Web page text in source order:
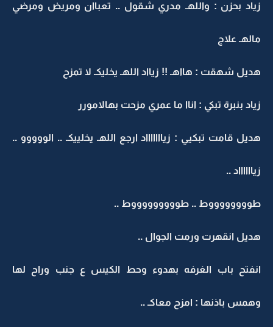
زياد بحزن : واللهـ مدري شقول .. تعباان ومريض ومرضي
مالهـ علاج
هديل شهقت : هااهـ !! زيااد اللهـ يخليكـ لا تمزح
زياد بنبرة تبكي : اناا ما عمري مزحت بهالامورر
هديل قامت تبكيي : زياااااااد ارجع اللهـ يخلييكـ .. الووووو ..
زيااااااد ..
طووووووووط .. طوووووووووط ..
هديل انقهرت ورمت الجوال ..
انفتح باب الغرفه بهدوء وحط الكيس ع جنب وراح لها
وهمس باذنها : امزح معاكـ ..